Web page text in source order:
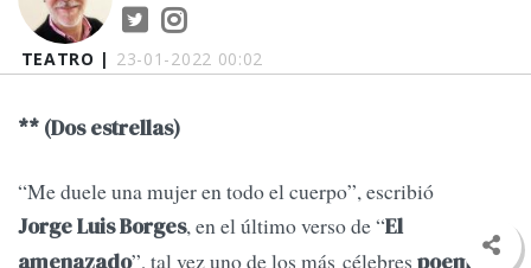
TEATRO | 23-01-2022 00:02
** (Dos estrellas)
“Me duele una mujer en todo el cuerpo”, escribió
Jorge Luis Borges, en el último verso de “El
”, tal vez uno de los más célebres